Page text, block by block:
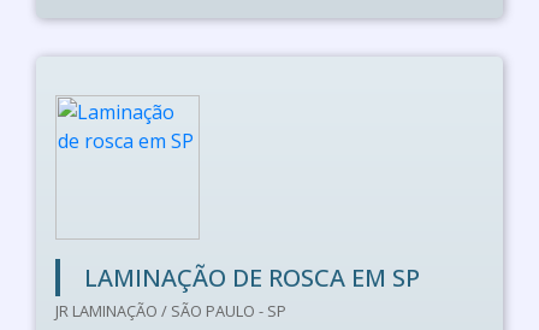
LAMINAÇÃO DE ROSCA EM SP
JR LAMINAÇÃO / SÃO PAULO - SP